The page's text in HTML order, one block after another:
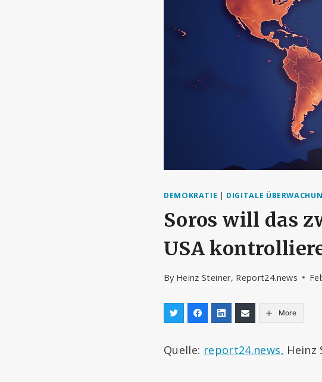
DEMOKRATIE | DIGITALE
Soros will das
USA
By Heinz Steiner, Report24.news
More
Quelle: report24.news, Heinz